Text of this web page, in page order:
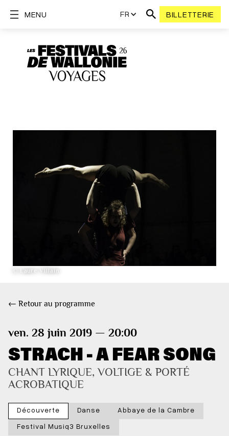
FR BILLETTERIE
MENU
© Laure Villain
← Retour au programme
ven. 28 juin 2019 — 20:00
STRACH - A FEAR SONG
CHANT LYRIQUE, VOLTIGE & PORTÉ
ACROBATIQUE
Découverte Danse
Abbaye de la Cambre
Festival Musiq3 Bruxelles